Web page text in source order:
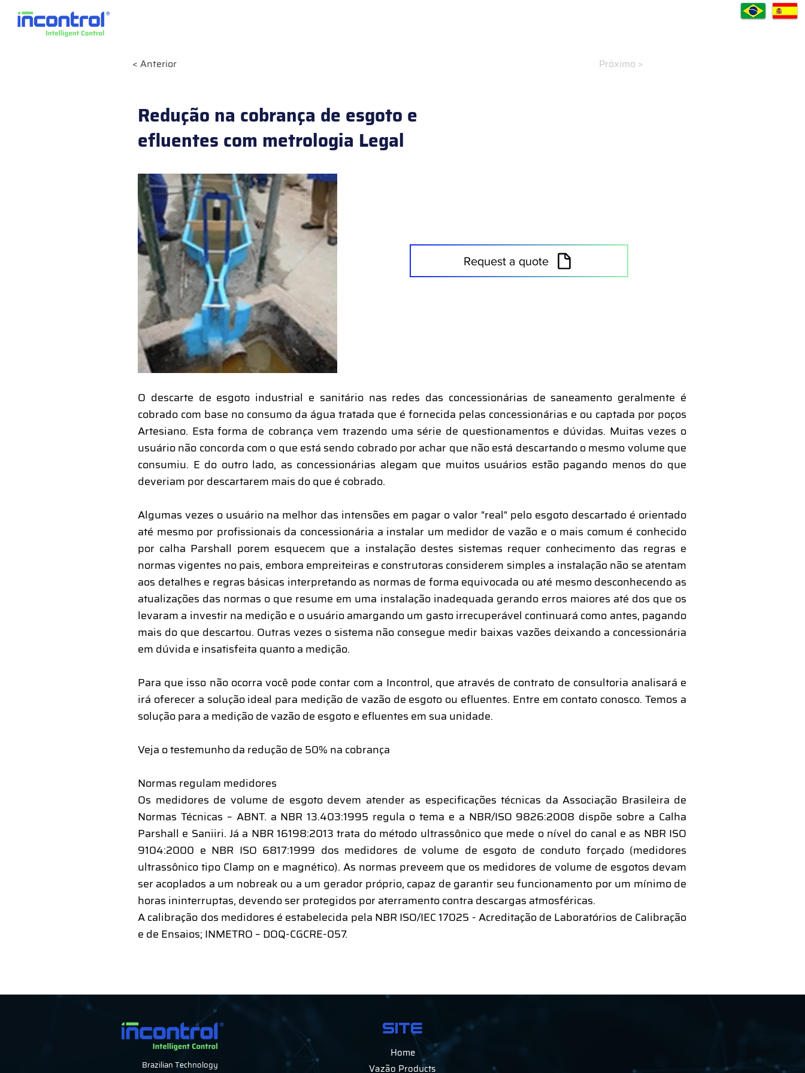
< Anterior Próximo >
Redução na cobrança de esgoto e
efluentes com metrologia Legal
Request a quote
O descarte de esgoto industrial e sanitário nas redes das concessionárias de saneamento geralmente é
cobrado com base no consumo da água tratada que é fornecida pelas concessionárias e ou captada por poços
Artesiano. Esta forma de cobrança vem trazendo uma série de questionamentos e dúvidas. Muitas vezes o
usuário não concorda com o que está sendo cobrado por achar que não está descartando o mesmo volume que
consumiu. E do outro lado, as concessionárias alegam que muitos usuários estão pagando menos do que
deveriam por descartarem mais do que é cobrado.
Algumas vezes o usuário na melhor das intensões em pagar o valor "real" pelo esgoto descartado é orientado
até mesmo por profissionais da concessionária a instalar um medidor de vazão e o mais comum é conhecido
por calha Parshall porem esquecem que a instalação destes sistemas requer conhecimento das regras e
normas vigentes no pais, embora empreiteiras e construtoras considerem simples a instalação não se atentam
aos detalhes e regras básicas interpretando as normas de forma equivocada ou até mesmo desconhecendo as
atualizações das normas o que resume em uma instalação inadequada gerando erros maiores até dos que os
levaram a investir na medição e o usuário amargando um gasto irrecuperável continuará como antes, pagando
mais do que descartou. Outras vezes o sistema não consegue medir baixas vazões deixando a concessionária
em dúvida e insatisfeita quanto a medição.
Para que isso não ocorra você pode contar com a Incontrol, que através de contrato de consultoria analisará e
irá oferecer a solução ideal para medição de vazão de esgoto ou efluentes. Entre em contato conosco. Temos a
solução para a medição de vazão de esgoto e efluentes em sua unidade.
Veja o testemunho da redução de 50% na cobrança
Normas regulam medidores
Os medidores de volume de esgoto devem atender as especificações técnicas da Associação Brasileira de
Normas Técnicas – ABNT. a NBR 13.403:1995 regula o tema e a NBR/ISO 9826:2008 dispõe sobre a Calha
Parshall e Saniiri. Já a NBR 16198:2013 trata do método ultrassônico que mede o nível do canal e as NBR ISO
9104:2000 e NBR ISO 6817:1999 dos medidores de volume de esgoto de conduto forçado (medidores
ultrassônico tipo Clamp on e magnético). As normas preveem que os medidores de volume de esgotos devam
ser acoplados a um nobreak ou a um gerador próprio, capaz de garantir seu funcionamento por um mínimo de
horas ininterruptas, devendo ser protegidos por aterramento contra descargas atmosféricas.
A calibração dos medidores é estabelecida pela NBR ISO/IEC 17025 - Acreditação de Laboratórios de Calibração
e de Ensaios; INMETRO – DOQ-CGCRE-057.
Brazilian Technology
SITE
Home
Vazão Products